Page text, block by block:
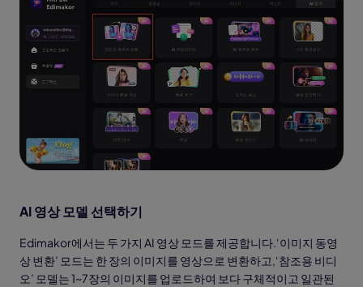
AI 영상 모델 선택하기
Edimakor에서는 두 가지 AI 영상 모드를 제공합니다.‘이미지 동영
상 변환’ 모드는 한 장의 이미지를 영상으로 변환하고,‘참조용 비디
오’ 모델는 1~7장의 이미지를 업로드하여 보다 구체적이고 일관된